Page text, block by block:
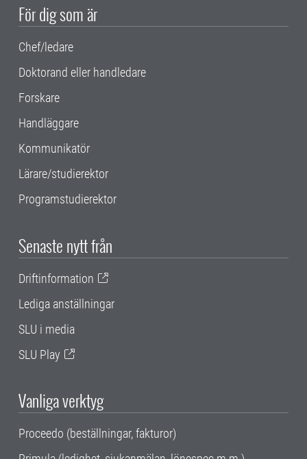
För dig som är
Chef/ledare
Doktorand eller handledare
Forskare
Handläggare
Kommunikatör
Lärare/studierektor
Programstudierektor
Senaste nytt från
Driftinformation
Lediga anställningar
SLU i media
SLU Play
Vanliga verktyg
Proceedo (beställningar, fakturor)